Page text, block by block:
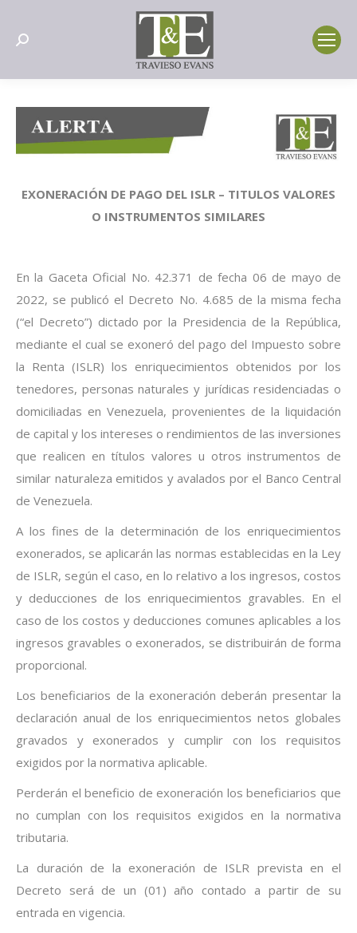
Search:
EXONERACIÓN DE PAGO DEL ISLR – TITULOS VALORES
O INSTRUMENTOS SIMILARES
En la Gaceta Oficial No. 42.371 de fecha 06 de mayo de
2022, se publicó el Decreto No. 4.685 de la misma fecha
(“el Decreto”) dictado por la Presidencia de la República,
mediante el cual se exoneró del pago del Impuesto sobre
la Renta (ISLR) los enriquecimientos obtenidos por los
tenedores, personas naturales y jurídicas residenciadas o
domiciliadas en Venezuela, provenientes de la liquidación
de capital y los intereses o rendimientos de las inversiones
que realicen en títulos valores u otros instrumentos de
similar naturaleza emitidos y avalados por el Banco Central
de Venezuela.
A los fines de la determinación de los enriquecimientos
exonerados, se aplicarán las normas establecidas en la Ley
de ISLR, según el caso, en lo relativo a los ingresos, costos
y deducciones de los enriquecimientos gravables. En el
caso de los costos y deducciones comunes aplicables a los
ingresos gravables o exonerados, se distribuirán de forma
proporcional.
Los beneficiarios de la exoneración deberán presentar la
declaración anual de los enriquecimientos netos globales
gravados y exonerados y cumplir con los requisitos
exigidos por la normativa aplicable.
Perderán el beneficio de exoneración los beneficiarios que
no cumplan con los requisitos exigidos en la normativa
tributaria.
La duración de la exoneración de ISLR prevista en el
Decreto será de un (01) año contado a partir de su
entrada en vigencia.